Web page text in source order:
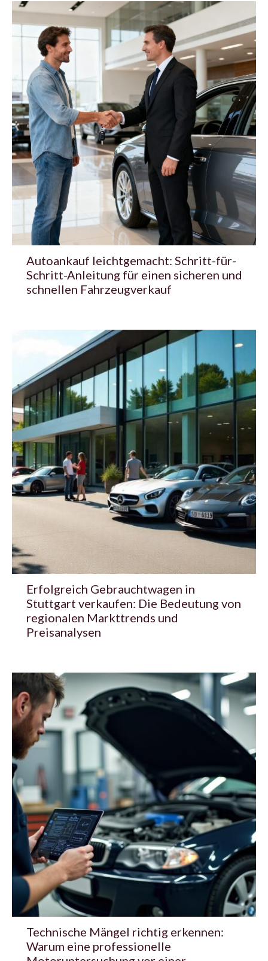
Autoankauf leichtgemacht: Schritt-für-
Schritt-Anleitung für einen sicheren und
schnellen Fahrzeugverkauf
Erfolgreich Gebrauchtwagen in
Stuttgart verkaufen: Die Bedeutung von
regionalen Markttrends und
Preisanalysen
Technische Mängel richtig erkennen:
Warum eine professionelle